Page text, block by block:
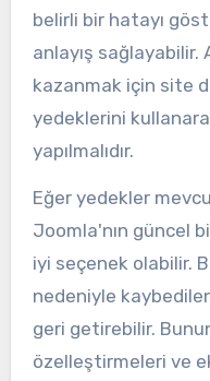
belirli bir hatayı
anlayış sağlayabilir.
kazanmak için site
yedeklerini
yapılmalıdır.
Eğer yedekler
Joomla'nın güncel
iyi seçenek olabilir.
nedeniyle
geri getirebilir.
özelleştirmeleri ve